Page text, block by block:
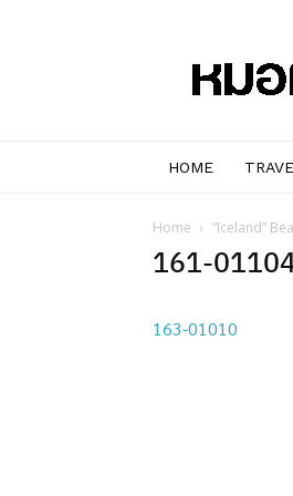
HOME
Home “Iceland”
161-
163-01010